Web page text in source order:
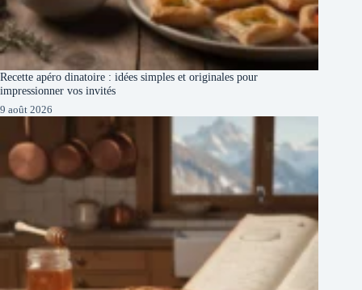
Recette apéro dinatoire : idées simples et originales pour
impressionner vos invités
9 août 2026